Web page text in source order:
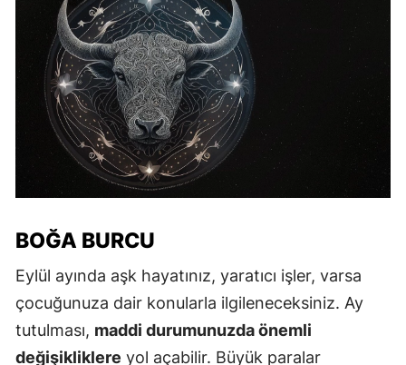
BOĞA BURCU
Eylül ayında aşk hayatınız, yaratıcı işler, varsa
çocuğunuza dair konularla ilgileneceksiniz. Ay
tutulması, maddi durumunuzda önemli
değişikliklere yol açabilir. Büyük paralar